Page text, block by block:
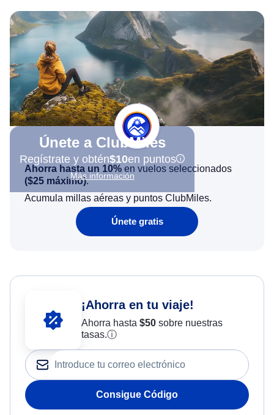
Únete a ClubMiles
Regístrate y obtén$10en puntos
Más información
Ahorra hasta un 10% en vuelos seleccionados
($25 máximo).
Acumula millas aéreas y puntos ClubMiles.
Únete gratis
¡Ahorra en tu viaje!
Ahorra hasta $50sobre nuestras
tasas.ⓘ
Consigue Código